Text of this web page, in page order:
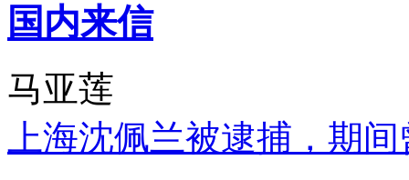
国内来信
马亚莲
上海沈佩兰被逮捕，期